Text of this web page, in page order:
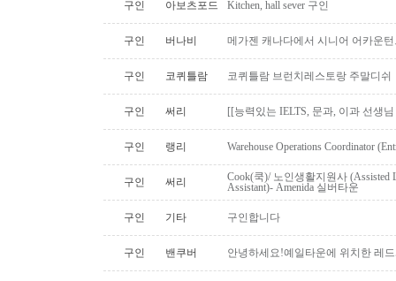
구인 아보츠포드 Kitchen, hall sever 구인
구인 버나비 메가젠 캐나다에서 시니어 어카운
구인 코퀴틀람 코퀴틀람 브런치레스토랑 주말디쉬
구인 써리 [[능력있는 IELTS, 문과, 이과 선생
구인 랭리 Warehouse Operations Coordinator
구인 써리
Cook(쿡)/ 노인생활지원사 (Assisted
Assistant)- Amenida 실버타운
구인 기타 구인합니다
구인 밴쿠버 안녕하세요!예일타운에 위치한 레